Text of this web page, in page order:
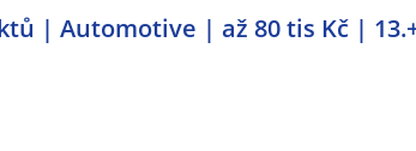
| Automotive | až 80 tis Kč |